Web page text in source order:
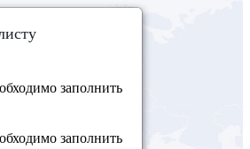
заполнить
заполнить